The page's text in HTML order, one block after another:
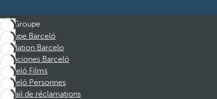
Groupe
Groupe Barceló
Fondation Barcelo
Vacaciones Barceló
Barceló Films
Barceló Personnes
Portail de réclamations